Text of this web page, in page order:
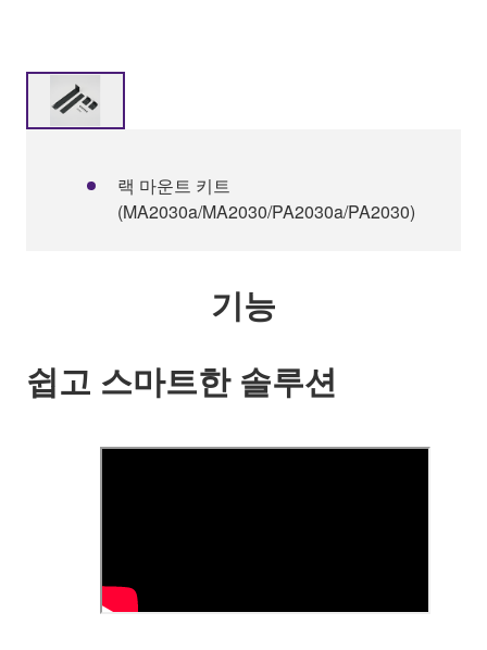
랙 마운트 키트
(MA2030a/MA2030/PA2030a/PA2030)
기능
쉽고 스마트한 솔루션